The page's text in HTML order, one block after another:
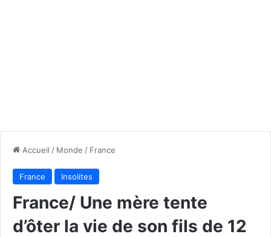
Accueil / Monde / France
France Insolites
France/ Une mère tente
d’ôter la vie de son fils de 12